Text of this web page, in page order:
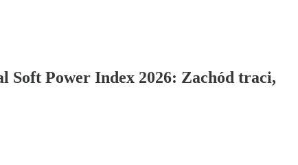
Soft Power Index 2026: Zachód traci,